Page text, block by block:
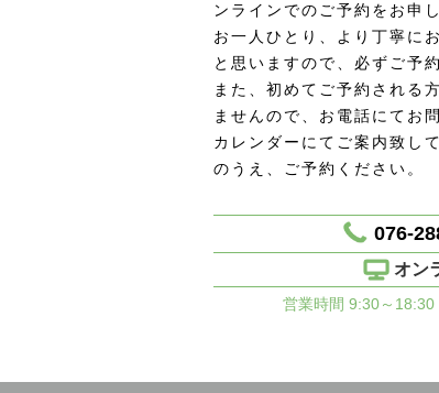
ンラインでのご予約をお申
お一人ひとり、より丁寧に
と思いますので、必ずご予
また、初めてご予約される
ませんので、お電話にてお
カレンダーにてご案内致し
のうえ、ご予約ください。
076-
オン
営業時間 9:30～18:30